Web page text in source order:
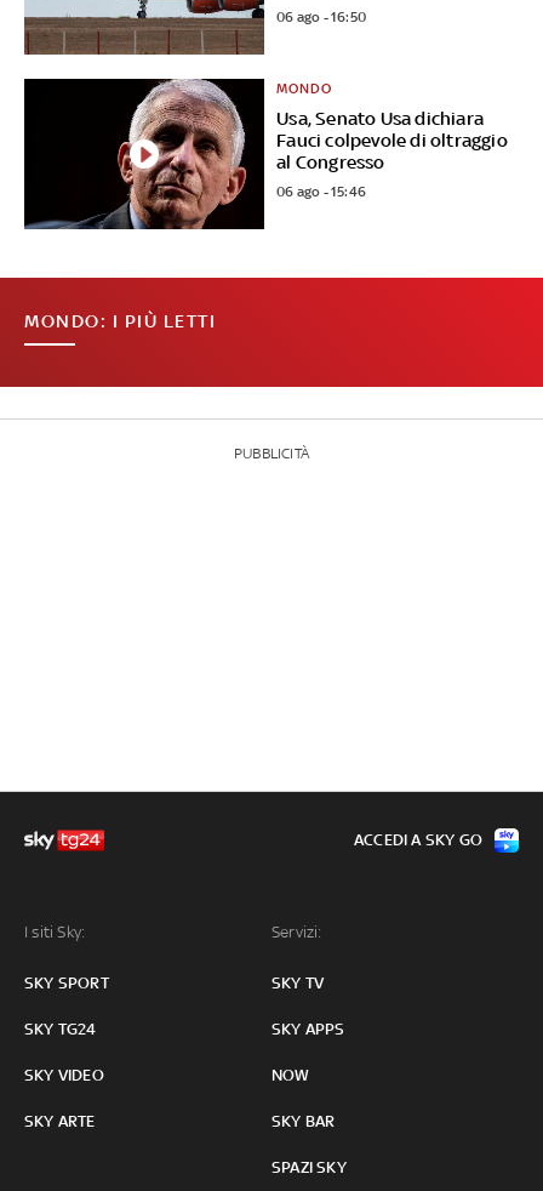
06 ago - 16:50
Usa, Senato Usa dichiara
Fauci colpevole di oltraggio
al Congresso
MONDO
06 ago - 15:46
MONDO: I PIÙ LETTI
PUBBLICITÀ
I siti Sky:
SKY SPORT
SKY TG24
SKY VIDEO
SKY ARTE
Servizi:
SKY TV
SKY APPS
NOW
SKY BAR
SPAZI SKY
ACCEDI A SKY GO